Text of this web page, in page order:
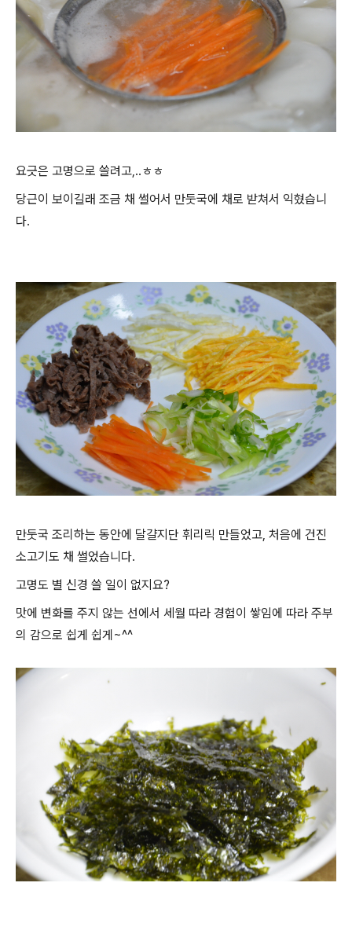
요긋은 고명으로 쓸려고,..ㅎㅎ
당근이 보이길래 조금 채 썰어서 만둣국에 채로 받쳐서 익혔습니
다.
만둣국 조리하는 동안에 달걀지단 휘리릭 만들었고, 처음에 건진
소고기도 채 썰었습니다.
고명도 별 신경 쓸 일이 없지요?
맛에 변화를 주지 않는 선에서 세월 따라 경험이 쌓임에 따라 주부
의 감으로 쉽게 쉽게~^^